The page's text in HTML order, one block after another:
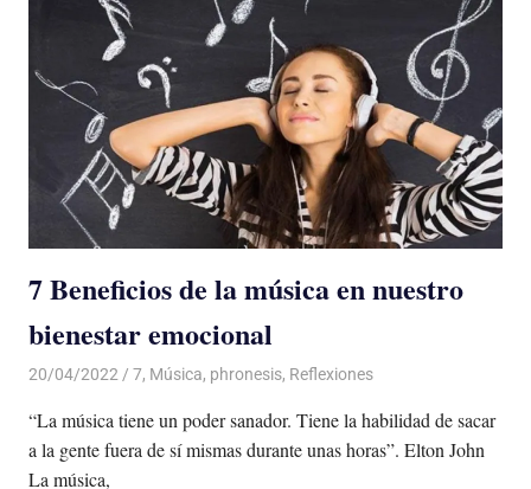
7 Beneficios de la música en nuestro
bienestar emocional
20/04/2022 De todo un Poco
7, Música, phronesis, Reflexiones
“La música tiene un poder sanador. Tiene la habilidad de sacar
a la gente fuera de sí mismas durante unas horas”. Elton John
La música,